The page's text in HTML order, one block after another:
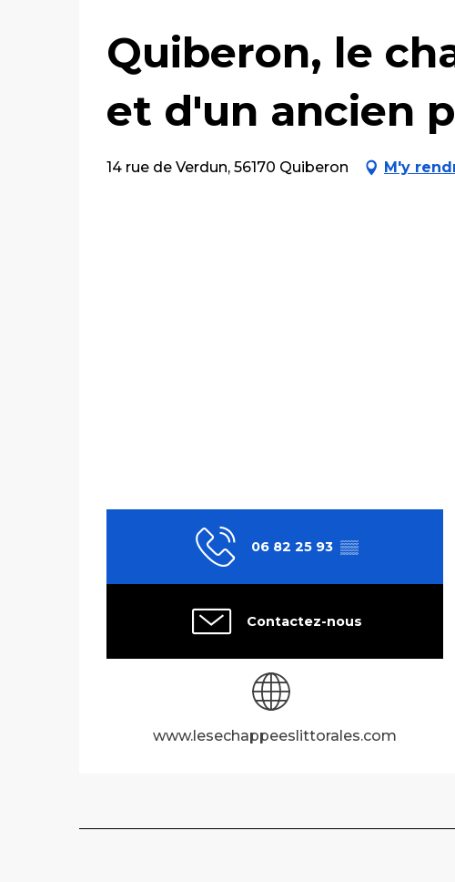
Quiberon, le
et d'un ancien
14 rue de Verdun, 56170 Quiberon M'y
06 82 25 93 ▒▒
Contactez-nous
www.lesechappeeslittorales.com